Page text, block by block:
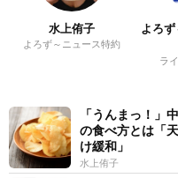
水上侑子
よろず～ニュース特約
よろ
ラ
「うんまっ！」
の食べ方とは「
け緩和」
水上侑子